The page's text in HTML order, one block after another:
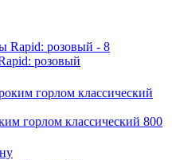
розовый
горлом классический 800